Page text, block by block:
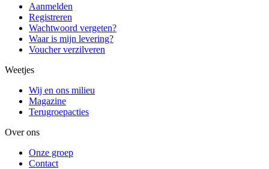
Aanmelden
Registreren
Wachtwoord vergeten?
Waar is mijn levering?
Voucher verzilveren
Weetjes
Wij en ons milieu
Magazine
Terugroepacties
Over ons
Onze groep
Contact